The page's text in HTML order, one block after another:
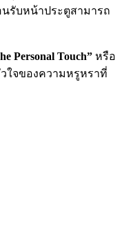
รับหน้าประตูสามารถ
Personal Touch” หรือ
ใจของความหรูหราที่